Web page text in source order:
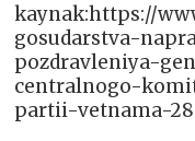
kaynak:https://
gosudarstva-
pozdravleniya-
centralnogo-
partii-vetnama-